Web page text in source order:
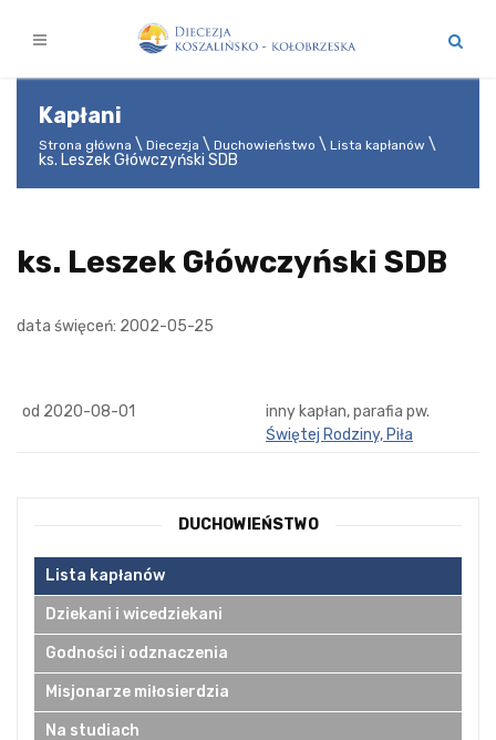
Kapłani
Strona główna Diecezja Duchowieństwo Lista kapłanów
ks. Leszek Główczyński SDB
ks. Leszek Główczyński SDB
data święceń: 2002-05-25
od 2020-08-01
inny kapłan, parafia pw.
Świętej Rodziny, Piła
DUCHOWIEŃSTWO
Lista kapłanów
Dziekani i wicedziekani
Godności i odznaczenia
Misjonarze miłosierdzia
Na studiach